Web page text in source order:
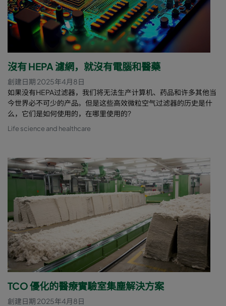
沒有 HEPA 濾網，就沒有電腦和醫藥
創建日期 2025年4月8日
如果没有HEPA过滤器，我们将无法生产计算机、药品和许多其他当
今世界必不可少的产品。但是这些高效微粒空气过滤器的历史是什
么，它们是如何使用的，在哪里使用的?
Life science and healthcare
TCO 優化的醫療實驗室集塵解決方案
創建日期 2025年4月8日